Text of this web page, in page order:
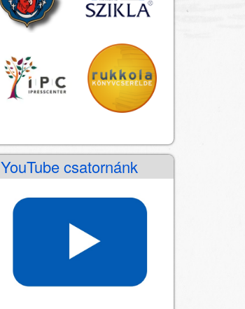
YouTube csatornánk